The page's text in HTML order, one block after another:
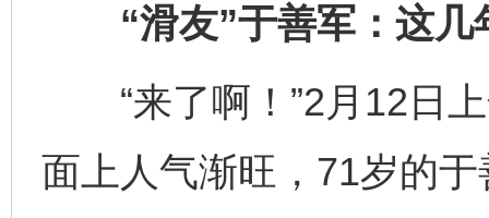
“滑友”于善军：这几
“来了啊！”2月12日上
面上人气渐旺，71岁的